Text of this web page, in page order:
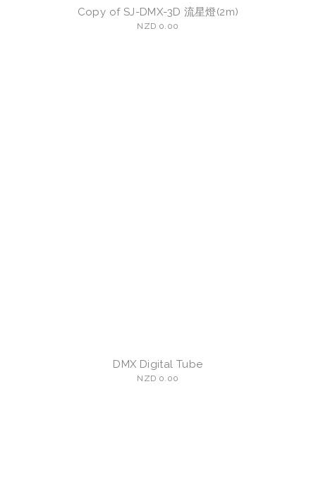
Copy of SJ-DMX-3D 流星燈(2m)
NZD 0.00
DMX Digital Tube
NZD 0.00